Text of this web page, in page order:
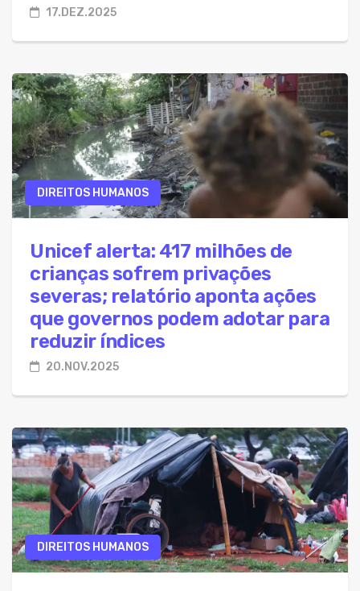
17.DEZ.2025
DIREITOS HUMANOS
Unicef alerta: 417 milhões de
crianças sofrem privações
severas; relatório aponta ações
que governos podem adotar para
reduzir índices
20.NOV.2025
DIREITOS HUMANOS